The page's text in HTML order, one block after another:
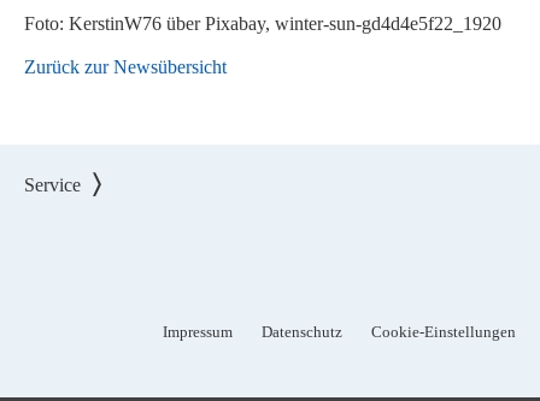
Foto: KerstinW76 über Pixabay, winter-sun-gd4d4e5f22_1920
Zurück zur Newsübersicht
Service
Impressum Datenschutz Cookie-Einstellungen